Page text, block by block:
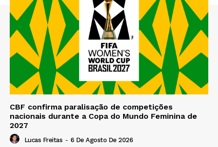
CBF confirma paralisação de competições
nacionais durante a Copa do Mundo Feminina de
2027
Lucas Freitas - 6 De Agosto De 2026